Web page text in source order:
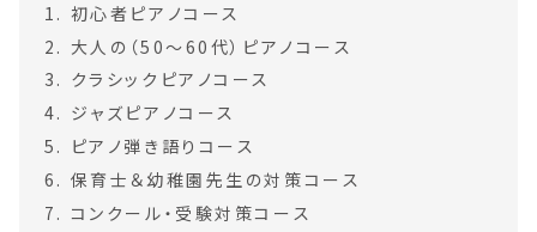
初心者ピアノコース
大人の（50～60代）ピアノコース
クラシックピアノコース
ジャズピアノコース
ピアノ弾き語りコース
保育士＆幼稚園先生の対策コース
コンクール・受験対策コース